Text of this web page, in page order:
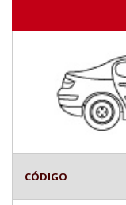
CÓDIGO